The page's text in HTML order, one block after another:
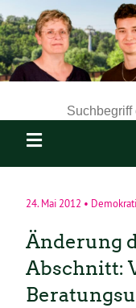
24. Mai 2012 •
Änderung
Abschnitt: